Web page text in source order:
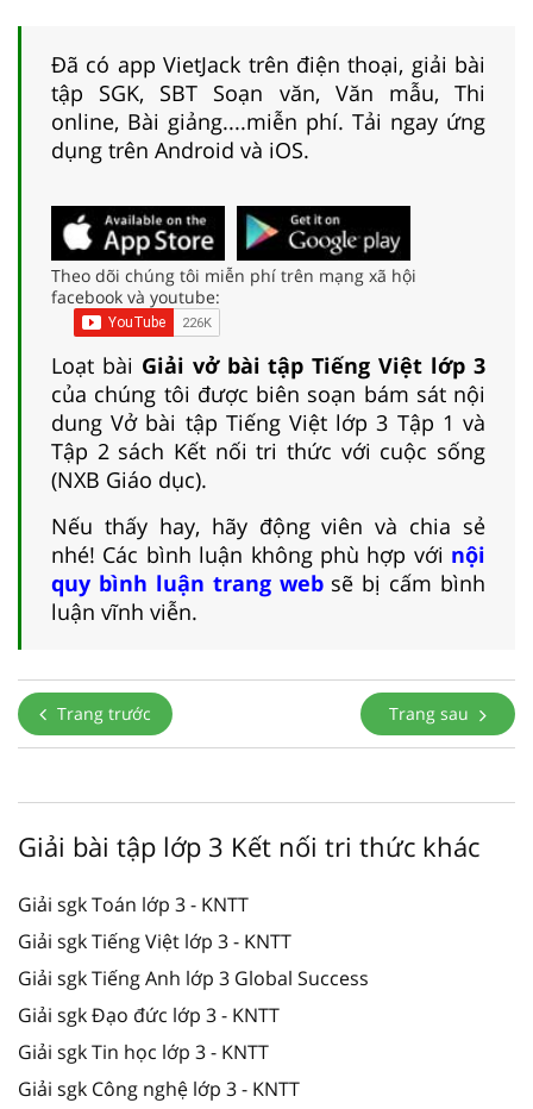
Đã có app VietJack trên điện thoại, giải bài
tập SGK, SBT Soạn văn, Văn mẫu, Thi
online, Bài giảng....miễn phí. Tải ngay ứng
dụng trên Android và iOS.
Theo dõi chúng tôi miễn phí trên mạng xã hội
facebook và youtube:
Loạt bài Giải vở bài tập Tiếng Việt lớp 3
của chúng tôi được biên soạn bám sát nội
dung Vở bài tập Tiếng Việt lớp 3 Tập 1 và
Tập 2 sách Kết nối tri thức với cuộc sống
(NXB Giáo dục).
Nếu thấy hay, hãy động viên và chia sẻ
nhé! Các bình luận không phù hợp với nội
quy bình luận trang websẽ bị cấm bình
luận vĩnh viễn.
Trang trước Trang sau
Giải bài tập lớp 3 Kết nối tri thức khác
Giải sgk Toán lớp 3 - KNTT
Giải sgk Tiếng Việt lớp 3 - KNTT
Giải sgk Tiếng Anh lớp 3 Global Success
Giải sgk Đạo đức lớp 3 - KNTT
Giải sgk Tin học lớp 3 - KNTT
Giải sgk Công nghệ lớp 3 - KNTT